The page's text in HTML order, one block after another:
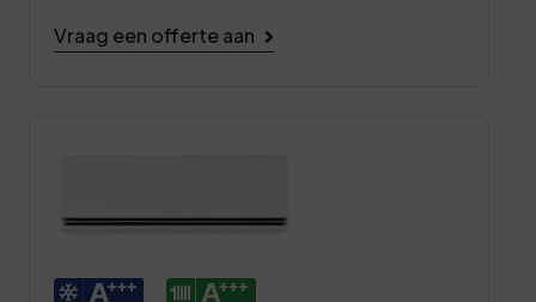
Vraag een offerte aan